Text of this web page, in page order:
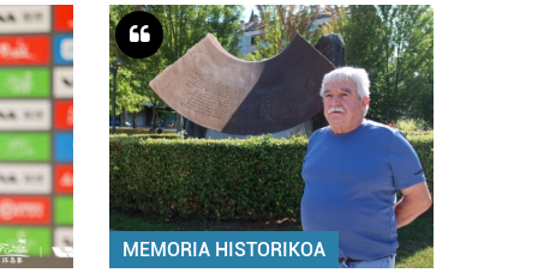
MEMORIA HISTORIKOA